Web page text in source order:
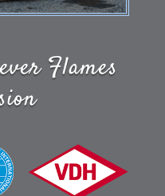
Flames